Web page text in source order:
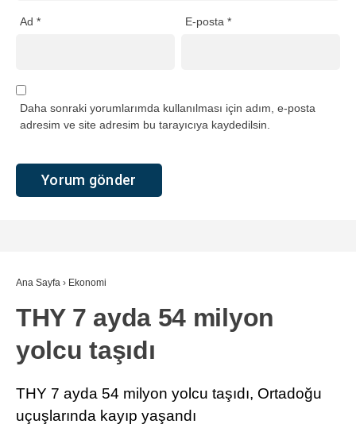
Ad * E-posta*
Daha sonraki yorumlarımda kullanılması için adım, e-posta
adresim ve site adresim bu tarayıcıya kaydedilsin.
Ana Sayfa › Ekonomi
THY 7 ayda 54 milyon
yolcu taşıdı
THY 7 ayda 54 milyon yolcu taşıdı, Ortadoğu
uçuşlarında kayıp yaşandı